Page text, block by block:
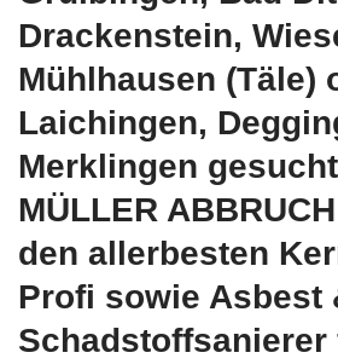
Drackenstein,
Mühlhausen (Täle)
Laichingen,
Merklingen
MÜLLER
den allerbesten
Profi sowie Asbest
Schadstoffsanierer